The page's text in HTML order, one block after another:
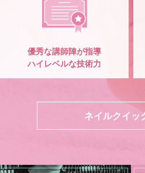
優秀な講師陣が指導
ハイレベルな技術力
ネイルクイッ